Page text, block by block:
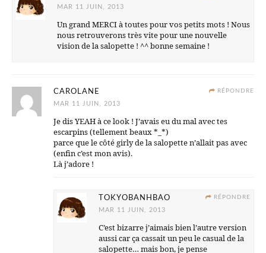
MAR 11 JUIN, 2013
Un grand MERCI à toutes pour vos petits mots ! Nous
nous retrouverons très vite pour une nouvelle
vision de la salopette ! ^^ bonne semaine !
RÉPONDRE
CAROLANE
MAR 11 JUIN, 2013
Je dis YEAH à ce look ! J’avais eu du mal avec tes
escarpins (tellement beaux *_*)
parce que le côté girly de la salopette n’allait pas avec
(enfin c’est mon avis).
Là j’adore !
RÉPONDRE
TOKYOBANHBAO
MAR 11 JUIN, 2013
C’est bizarre j’aimais bien l’autre version
aussi car ça cassait un peu le casual de la
salopette… mais bon, je pense